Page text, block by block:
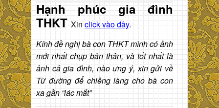
Hạnh phúc gia đình
THKT Xin click vào đây.
Kính đề nghị bà con THKT mình có ảnh
mới nhất chụp bản thân, và tốt nhất là
ảnh cả gia đình, nào ưng ý, xin gửi về
Từ đường để chiềng làng cho bà con
xa gần “lác mắt”